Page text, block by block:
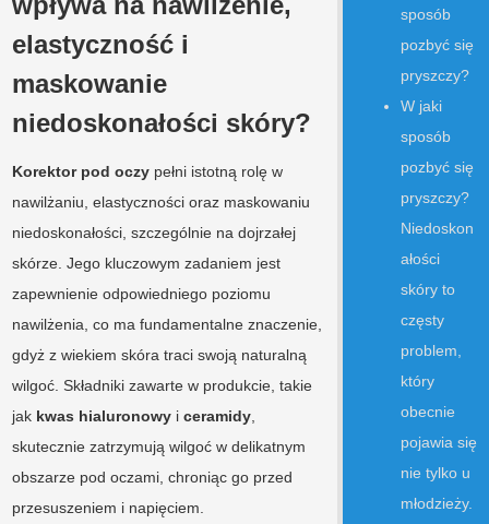
elastyczność i
maskowanie
niedoskonałości skóry?
Korektor pod oczy pełni istotną rolę w
nawilżaniu, elastyczności oraz maskowaniu
niedoskonałości, szczególnie na dojrzałej
skórze. Jego kluczowym zadaniem jest
zapewnienie odpowiedniego poziomu
nawilżenia, co ma fundamentalne znaczenie,
gdyż z wiekiem skóra traci swoją naturalną
wilgoć. Składniki zawarte w produkcie, takie
jak kwas hialuronowy iceramidy
skutecznie zatrzymują wilgoć w delikatnym
obszarze pod oczami, chroniąc go przed
przesuszeniem i napięciem.
W jaki
sposób
pozbyć się
pryszczy?
Niedoskon
ałości
skóry to
częsty
problem,
który
obecnie
pojawia się
nie tylko u
młodzieży.